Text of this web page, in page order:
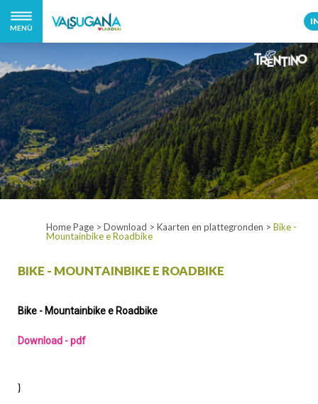
MENÙ
Home Page > Download > Kaarten en plattegronden > Bike -
Mountainbike e Roadbike
BIKE - MOUNTAINBIKE E ROADBIKE
Bike - Mountainbike e Roadbike
Download - pdf
}